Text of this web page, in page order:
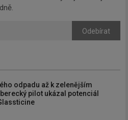
Odebírat
odpadu až k zelenějším
pilot ukázal potenciál